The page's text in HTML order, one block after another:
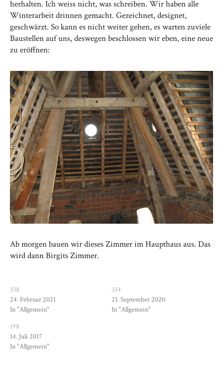
herhalten. Ich weiss nicht, was schreiben. Wir haben alle
Winterarbeit drinnen gemacht. Gezeichnet, designet,
geschwärzt. So kann es nicht weiter gehen, es warten zuviele
Baustellen auf uns, deswegen beschlossen wir eben, eine neue
zu eröffnen:
Ab morgen bauen wir dieses Zimmer im Haupthaus aus. Das
wird dann Birgits Zimmer.
338
24. Februar 2021
In "Allgemein"
334
21. September 2020
In "Allgemein"
198
14. Juli 2017
In "Allgemein"